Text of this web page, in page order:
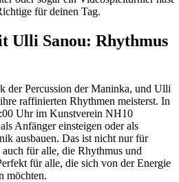
für deinen Tag.
Ulli Sanou: Rhythmus
der Percussion der Maninka, und Ulli
raffinierten Rhythmen meisterst. In
Uhr im Kunstverein NH10
Anfänger einsteigen oder als
ausbauen. Das ist nicht nur für
für alle, die Rhythmus und
für alle, die sich von der Energie
möchten.